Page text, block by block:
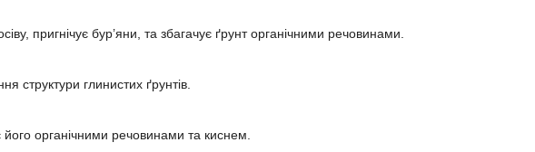
пригнічує бур’яни, та збагачує ґрунт органічними речовинами.
структури глинистих ґрунтів.
його органічними речовинами та киснем.